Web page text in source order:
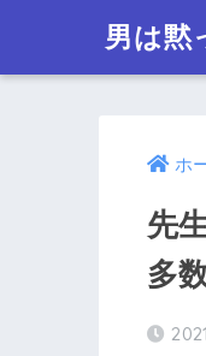
男は黙
ホ
先
多